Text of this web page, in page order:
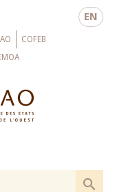
EN
COFEB